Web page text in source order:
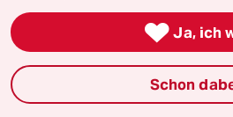
UR
24.07.2012,11:35 Uhr
Es ist die
 Ja, ich
Schon